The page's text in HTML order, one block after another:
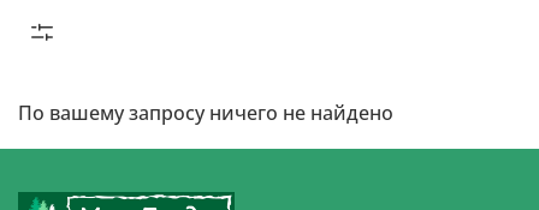
По вашему запросу ничего не найдено